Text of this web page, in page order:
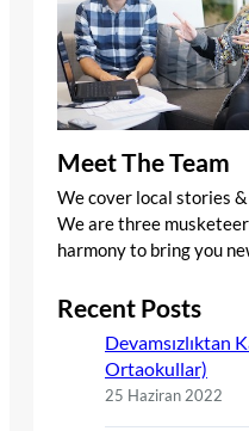
Meet The Team
We cover local stories
We are three
harmony to bring you
Recent Posts
Devamsızlıktan
Ortaokullar)
25 Haziran 2022